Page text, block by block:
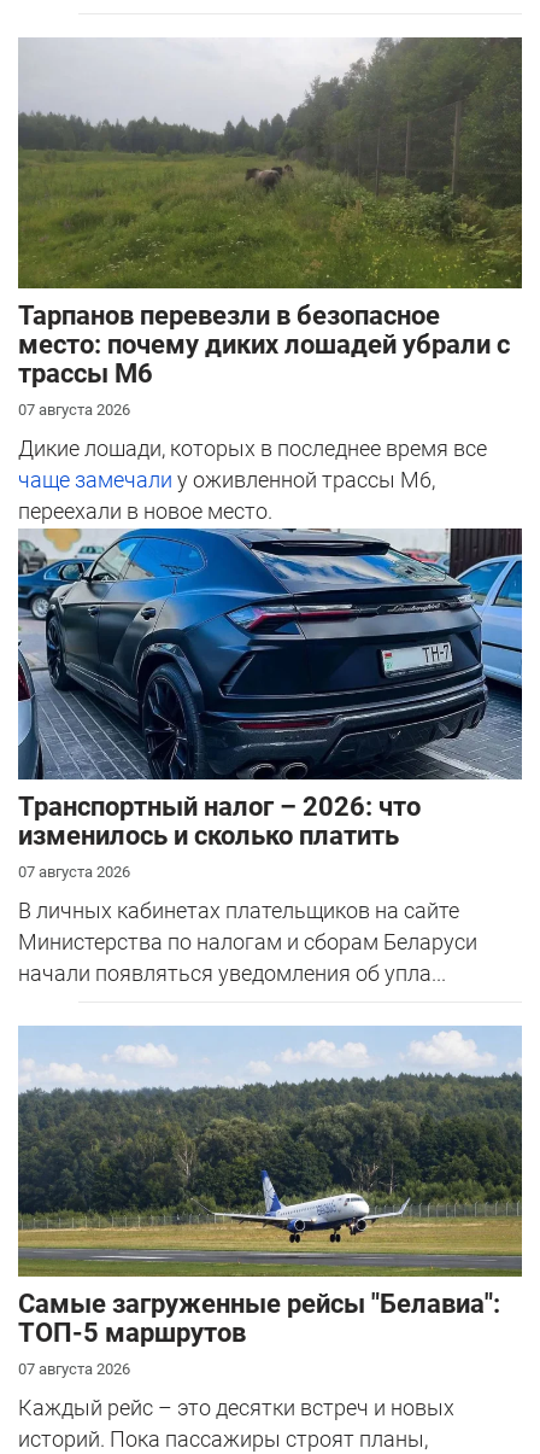
Тарпанов перевезли в безопасное
место: почему диких лошадей убрали с
трассы М6
07 августа 2026
Дикие лошади, которых в последнее время все
чаще замечали у оживленной трассы М6,
переехали в новое место.
Транспортный налог – 2026: что
изменилось и сколько платить
07 августа 2026
В личных кабинетах плательщиков на сайте
Министерства по налогам и сборам Беларуси
начали появляться уведомления об упла...
Самые загруженные рейсы "Белавиа":
ТОП-5 маршрутов
07 августа 2026
Каждый рейс – это десятки встреч и новых
историй. Пока пассажиры строят планы,